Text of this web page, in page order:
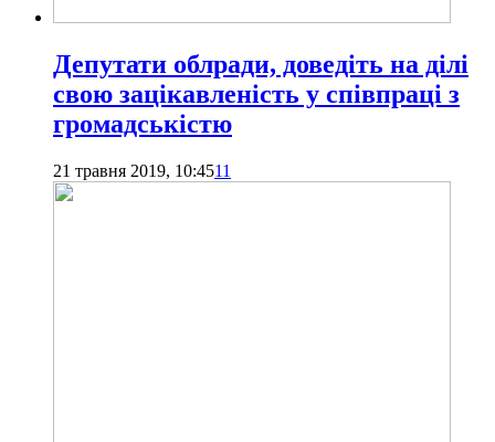
Депутати облради, доведіть на ділі
свою зацікавленість у співпраці з
громадськістю
21 травня 2019, 10:4511